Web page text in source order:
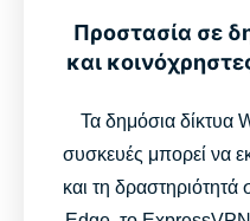
Προστασία σε
και
Τα δημόσια δίκτυα
συσκευές μπορεί να
και τη